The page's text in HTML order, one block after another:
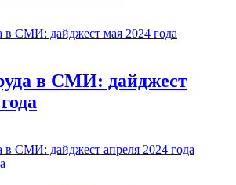
в СМИ: дайджест